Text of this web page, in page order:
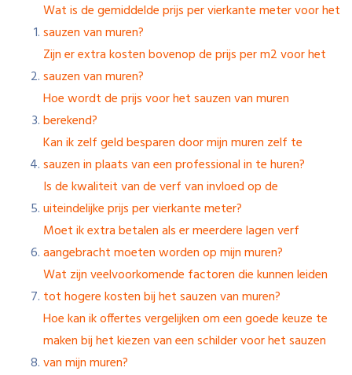
Wat is de gemiddelde prijs per vierkante meter voor het
sauzen van muren?
Zijn er extra kosten bovenop de prijs per m2 voor het
sauzen van muren?
Hoe wordt de prijs voor het sauzen van muren
berekend?
Kan ik zelf geld besparen door mijn muren zelf te
sauzen in plaats van een professional in te huren?
Is de kwaliteit van de verf van invloed op de
uiteindelijke prijs per vierkante meter?
Moet ik extra betalen als er meerdere lagen verf
aangebracht moeten worden op mijn muren?
Wat zijn veelvoorkomende factoren die kunnen leiden
tot hogere kosten bij het sauzen van muren?
Hoe kan ik offertes vergelijken om een goede keuze te
maken bij het kiezen van een schilder voor het sauzen
van mijn muren?